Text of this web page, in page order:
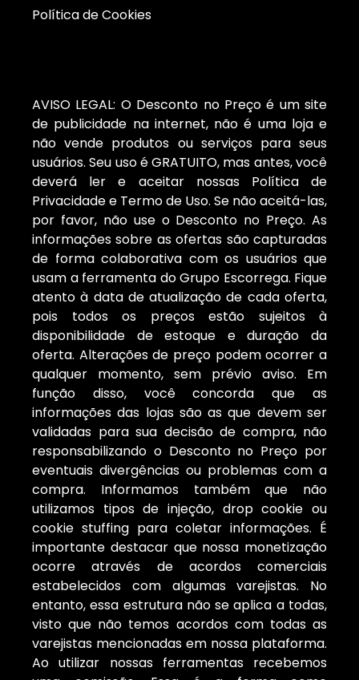
Política de Cookies
AVISO LEGAL: O Desconto no Preço é um site
de publicidade na internet, não é uma loja e
não vende produtos ou serviços para seus
usuários. Seu uso é GRATUITO, mas antes, você
deverá ler e aceitar nossas Política de
Privacidade e Termo de Uso. Se não aceitá-las,
por favor, não use o Desconto no Preço. As
informações sobre as ofertas são capturadas
de forma colaborativa com os usuários que
usam a ferramenta do Grupo Escorrega. Fique
atento à data de atualização de cada oferta,
pois todos os preços estão sujeitos à
disponibilidade de estoque e duração da
oferta. Alterações de preço podem ocorrer a
qualquer momento, sem prévio aviso. Em
função disso, você concorda que as
informações das lojas são as que devem ser
validadas para sua decisão de compra, não
responsabilizando o Desconto no Preço por
eventuais divergências ou problemas com a
compra. Informamos também que não
utilizamos tipos de injeção, drop cookie ou
cookie stuffing para coletar informações. É
importante destacar que nossa monetização
ocorre através de acordos comerciais
estabelecidos com algumas varejistas. No
entanto, essa estrutura não se aplica a todas,
visto que não temos acordos com todas as
varejistas mencionadas em nossa plataforma.
Ao utilizar nossas ferramentas recebemos